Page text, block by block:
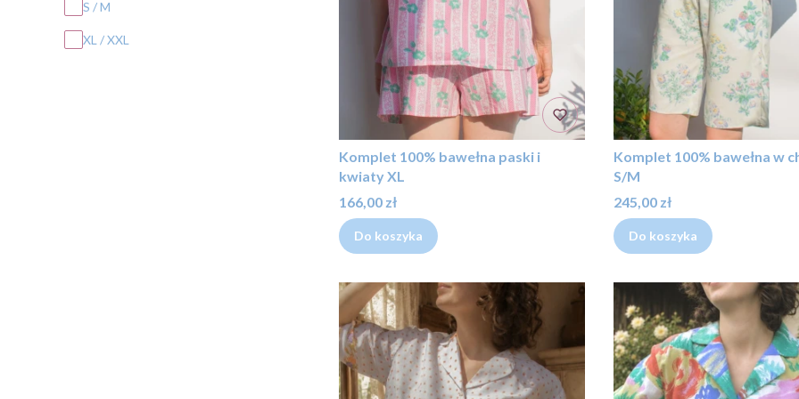
S / M
XL / XXL
Komplet 100% bawełna paski i
kwiaty XL
Cena
166,00 zł
Do koszyka
Komplet 100% bawełna w
S/M
Cena
245,00 zł
Do koszyka